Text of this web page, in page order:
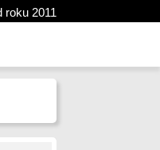
roku 2011